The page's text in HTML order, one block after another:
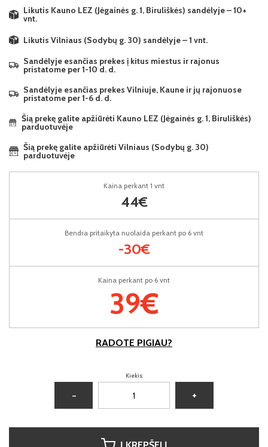
Likutis Kauno LEZ (Jėgainės g. 1, Biruliškės) sandėlyje – 10+
vnt.
Likutis Vilniaus (Sodybų g. 30) sandėlyje – 1 vnt.
Sandėlyje esančias prekes į kitus miestus ir rajonus
pristatome per 1-10 d. d.
Sandėlyje esančias prekes Vilniuje, Kaune ir jų rajonuose
pristatome per 1-6 d. d.
Šią prekę galite apžiūrėti Kauno LEZ (Jėgainės g. 1, Biruliškės)
parduotuvėje
Šią prekę galite apžiūrėti Vilniaus (Sodybų g. 30)
parduotuvėje
Kaina perkant po 6 vnt
39€
Kaina perkant 1 vnt
44€
Bendra pritaikyta nuolaida perkant po 6 vnt
-30€
RADOTE PIGIAU?
Kiekis:
− +